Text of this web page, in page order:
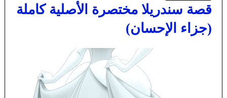
قصة سندريلا مختصرة الأصلية كاملة
(جزاء الإحسان)